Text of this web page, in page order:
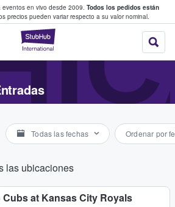
en vivo desde 2009. Todos los pedidos están
precios pueden variar respecto a su valor nominal.
StubHub:
entre fans
Todas las fechas Ordenar por
las ubicaciones
at Kansas City Royals